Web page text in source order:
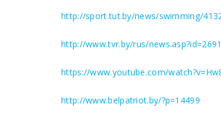
http://sport.tut.by/news/swimming/
http://www.tvr.by/rus/
https://www.youtube.com/
http://www.belpatriot.by/?p=14499